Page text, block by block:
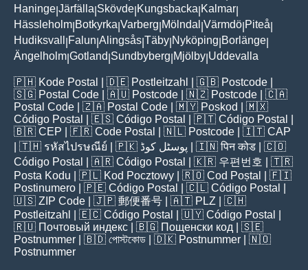
Haninge Järfälla Skövde Kungsbacka Kalmar
Hässleholm Botkyrka Varberg Mölndal Värmdö Piteå
Hudiksvall
Falun Alingsås Täby Nyköping Borlänge
Ängelholm Gotland Sundbyberg Mjölby Uddevalla
🇵🇭 Kode Postal | 🇩🇪 Postleitzahl | 🇬🇧 Postcode
🇸🇬 Postal Code | 🇦🇺 Postcode | 🇳🇿 Postcode | 🇨🇦
Postal Code | 🇿🇦 Postal Code | 🇲🇾 Poskod
| 🇲🇽
Código Postal
| 🇪🇸 Código Postal | 🇵🇹 Código Postal
🇧🇷 CEP | 🇫🇷 Code Postal | 🇳🇱 Postcode | 🇮🇹 CAP
| 🇹🇭 รหัสไปรษณีย์ | 🇵🇰 پوسٹل کوڈ | 🇮🇳पिन कोड | 🇨🇴
Código Postal
| 🇦🇷 Código Postal | 🇰🇷 우편번호
| 🇹🇷
Posta Kodu | 🇵🇱 Kod Pocztowy | 🇷🇴 Cod Poștal
| 🇫🇮
Postinumero | 🇵🇪 Código Postal | 🇨🇱 Código Postal
🇺🇸 ZIP Code | 🇯🇵 郵便番号 | 🇦🇹 PLZ | 🇨🇭
Postleitzahl
| 🇪🇨 Código Postal | 🇺🇾 Código Postal
🇷🇺 Почтовый индекс | 🇧🇬 Пощенски код | 🇸🇪
Postnummer | 🇧🇩 পোস্টকোড | 🇩🇰 Postnummer | 🇳🇴
Postnummer